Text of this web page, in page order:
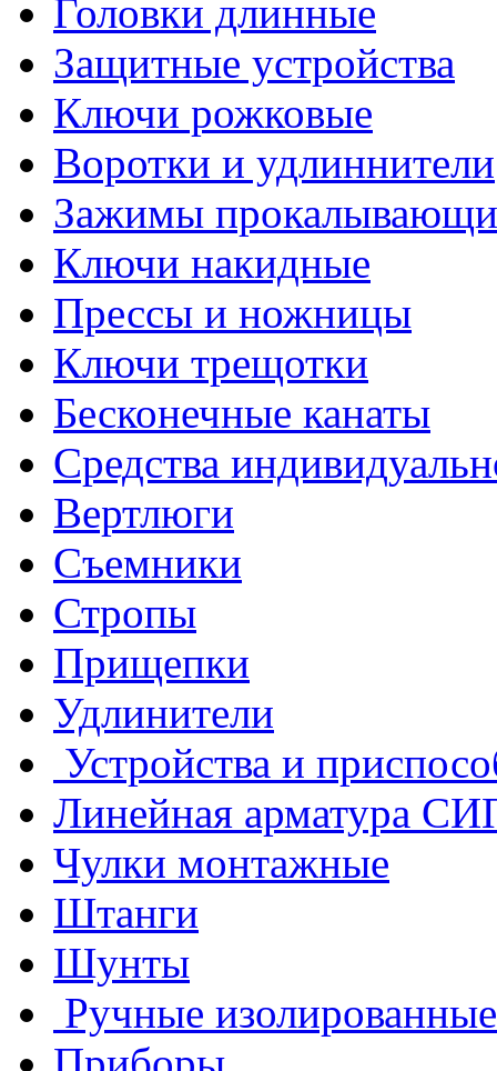
Головки длинные
Защитные устройства
Ключи рожковые
Воротки и удлиннители
Зажимы
Ключи накидные
Прессы и ножницы
Ключи трещотки
Бесконечные канаты
Средства
Вертлюги
Съемники
Стропы
Прищепки
Удлинители
Устройства и
Линейная арматура
Чулки монтажные
Штанги
Шунты
Ручные